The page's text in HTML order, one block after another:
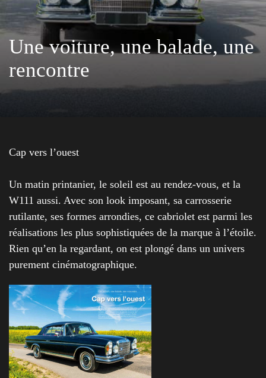
Une voiture, une balade, une
rencontre
Cap vers l’ouest
Un matin printanier, le soleil est au rendez-vous, et la
W111 aussi. Avec son look imposant, sa carrosserie
rutilante, ses formes arrondies, ce cabriolet est parmi les
réalisations les plus sophistiquées de la marque à l’étoile.
Rien qu’en la regardant, on est plongé dans un univers
purement cinématographique.